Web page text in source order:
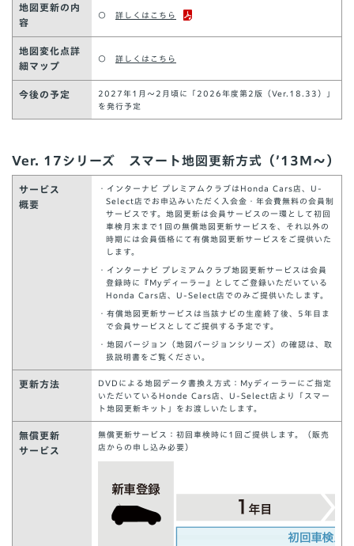
地図更新の内
容
○ 詳しくはこちら
地図変化点詳
細マップ
○ 詳しくはこちら
今後の予定
2027年1月～2月頃に「2026年度第2版（Ver.18.33）」
を発行予定
Ver. 17シリーズ スマート地図更新方式（’13M～ ）
サービス
概要
・インターナビ プレミアムクラブはHonda Cars店、U-
Select店でお申込みいただく入会金・年会費無料の会員制
サービスです。地図更新は会員サービスの一環として初回
車検月末まで1回の無償地図更新サービスを、それ以外の
時期には会員価格にて有償地図更新サービスをご提供いた
します。
・インターナビ プレミアムクラブ地図更新サービスは会員
登録時に『Myディーラー』としてご登録いただいている
Honda Cars店、U-Select店でのみご提供いたします。
・有償地図更新サービスは当該ナビの生産終了後、5年目ま
で会員サービスとしてご提供する予定です。
・地図バージョン（地図バージョンシリーズ）の確認は、取
扱説明書をご覧ください。
更新方法
DVDによる地図データ書換え方式：Myディーラーにご指定
いただいているHonde Cars店、U-Select店より「スマー
ト地図更新キット」をお渡しいたします。
無償更新
サービス
無償更新サービス：初回車検時に1回ご提供します。（販売
店からの申し込み必要）